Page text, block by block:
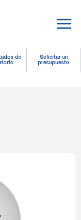
de
Solicitar un
presupuesto